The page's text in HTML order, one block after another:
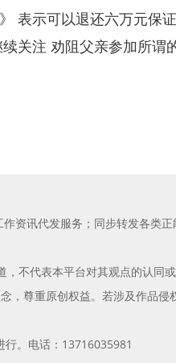
示可以退还六万元保
关注 劝阻父亲参加所谓
资讯代发服务；同步转发各类
不代表本平台对其观点的认同
，尊重原创权益。若涉及作品侵
。电话：13716035981